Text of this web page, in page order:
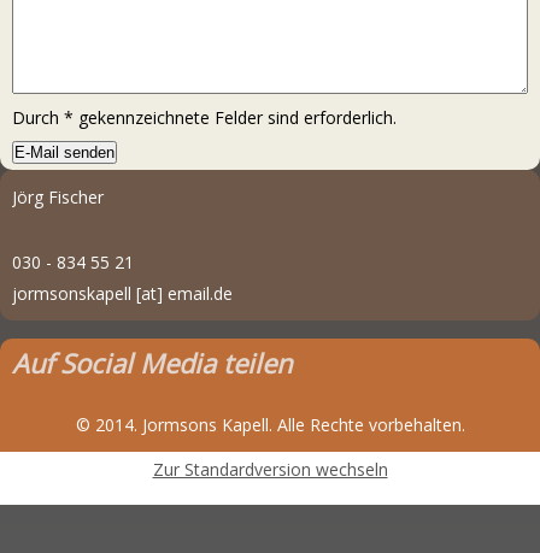
Durch * gekennzeichnete Felder sind erforderlich.
Jörg Fischer
030 - 834 55 21
jormsonskapell [at] email.de
Auf Social Media teilen
© 2014. Jormsons Kapell. Alle Rechte vorbehalten.
Zur Standardversion wechseln